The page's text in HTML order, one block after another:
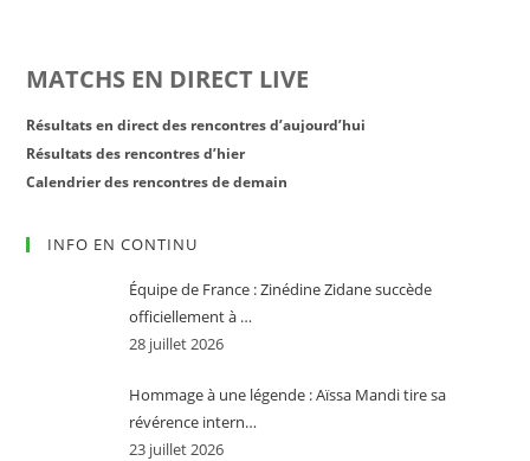
MATCHS EN DIRECT LIVE
Résultats en direct des rencontres d’aujourd’hui
Résultats des rencontres d’hier
Calendrier des rencontres de demain
INFO EN CONTINU
Équipe de France : Zinédine Zidane succède
officiellement à …
28 juillet 2026
Hommage à une légende : Aïssa Mandi tire sa
révérence intern…
23 juillet 2026